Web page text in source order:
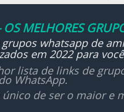
MELHORES
whatsapp de
em 2022 para
lista de links de
WhatsApp.
de ser o maior e